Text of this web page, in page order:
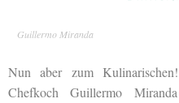
Guillermo Miranda
Nun aber zum
Chefkoch Guillermo